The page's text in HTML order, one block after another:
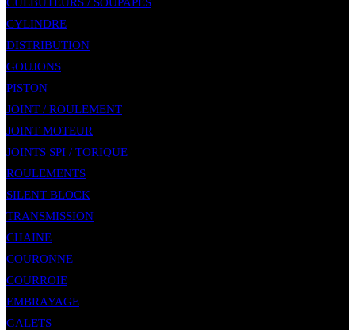
CYLINDRE
DISTRIBUTION
GOUJONS
PISTON
JOINT / ROULEMENT
JOINT MOTEUR
JOINTS SPI / TORIQUE
ROULEMENTS
SILENT BLOCK
TRANSMISSION
CHAINE
COURONNE
COURROIE
EMBRAYAGE
GALETS